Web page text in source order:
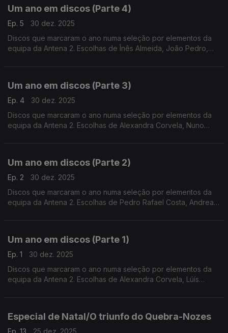
Um ano em discos (Parte 4)
Ep. 5
30 dez. 2025
Discos que marcaram o ano numa seleção por elementos da
equipa da Antena 2. Escolhas de Înês Almeida, João Pedro,
Um ano em discos (Parte 3)
Ep. 4
30 dez. 2025
Discos que marcaram o ano numa seleção por elementos da
equipa da Antena 2. Escolhas de Alexandra Corvela, Nuno
Um ano em discos (Parte 2)
Ep. 2
30 dez. 2025
Discos que marcaram o ano numa seleção por elementos da
equipa da Antena 2. Escolhas de Pedro Rafael Costa, Andrea
Um ano em discos (Parte 1)
Ep. 1
30 dez. 2025
Discos que marcaram o ano numa seleção por elementos da
equipa da Antena 2. Escolhas de Alexandra Corvela, Lúís
Especial de Natal/O triunfo do Quebra-Nozes
Ep. 13
25 dez. 2025